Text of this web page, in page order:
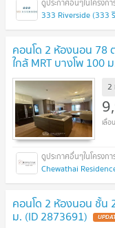
333 Riverside (333
คอนโด 2 ห้องนอน 78
ใกล้ MRT บางโพ 100
2
Chewathai
คอนโด 2 ห้องนอน ชั้น
ม. (ID 2873691)